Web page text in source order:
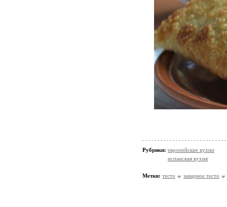
Рубрики: европейские кухни
испанская кухня
Метки: тесто заварное тесто